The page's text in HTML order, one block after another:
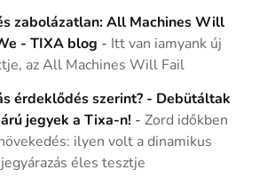
zabolázatlan: All Machines Will
- TIXA blog - Itt van iamyank új
az All Machines Will Fail
érdeklődés szerint? - Debütáltak
jegyek a Tixa-n! -Zord időkben
ilyen volt a dinamikus
jegyárazás éles tesztje